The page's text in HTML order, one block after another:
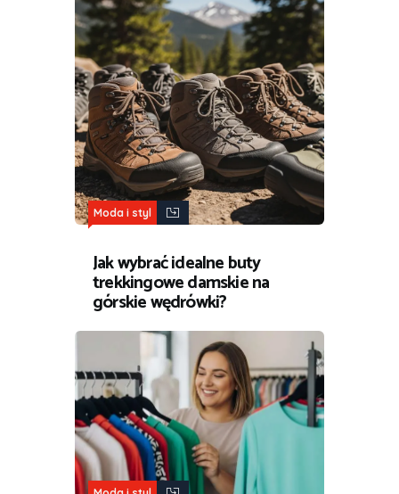
Moda i styl
Jak wybrać idealne buty
trekkingowe damskie na
górskie wędrówki?